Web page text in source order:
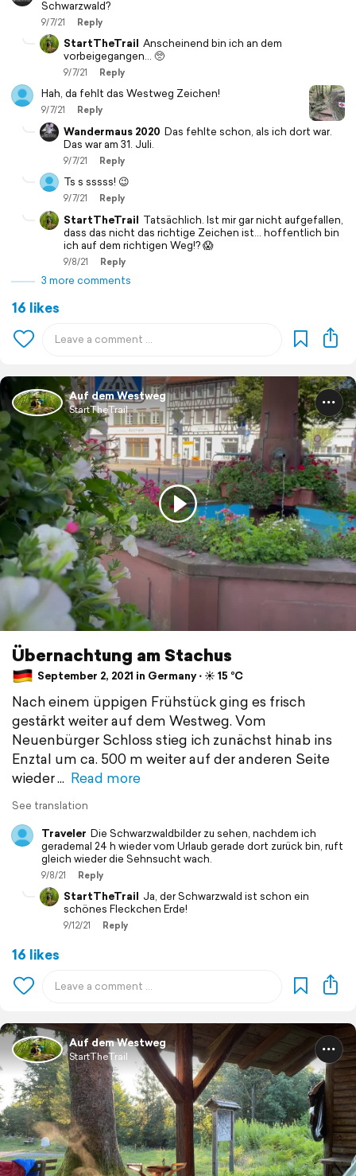
Schwarzwald?
9/7/21 Reply
StartTheTrail Anscheinend bin ich an dem
vorbeigegangen… 🥺
9/7/21 Reply
Hah, da fehlt das Westweg Zeichen!
9/7/21 Reply
Wandermaus 2020 Das fehlte schon, als ich dort war.
Das war am 31. Juli.
9/7/21 Reply
Ts s sssss! 😉
9/7/21 Reply
StartTheTrail Tatsächlich. Ist mir gar nicht aufgefallen,
dass das nicht das richtige Zeichen ist… hoffentlich bin
ich auf dem richtigen Weg!? 😱
9/8/21 Reply
3 more comments
16 likes
Auf dem Westweg
StartTheTrail
Übernachtung am Stachus
September 2, 2021 in Germany ⋅ ☀️ 15 °C
Nach einem üppigen Frühstück ging es frisch
gestärkt weiter auf dem Westweg. Vom
Neuenbürger Schloss stieg ich zunächst hinab ins
Enztal um ca. 500 m weiter auf der anderen Seite
wieder
Read more
See translation
Traveler Die Schwarzwaldbilder zu sehen, nachdem ich
gerademal 24 h wieder vom Urlaub gerade dort zurück bin, ruft
gleich wieder die Sehnsucht wach.
9/8/21 Reply
StartTheTrail Ja, der Schwarzwald ist schon ein
schönes Fleckchen Erde!
9/12/21 Reply
16 likes
Auf dem Westweg
StartTheTrail